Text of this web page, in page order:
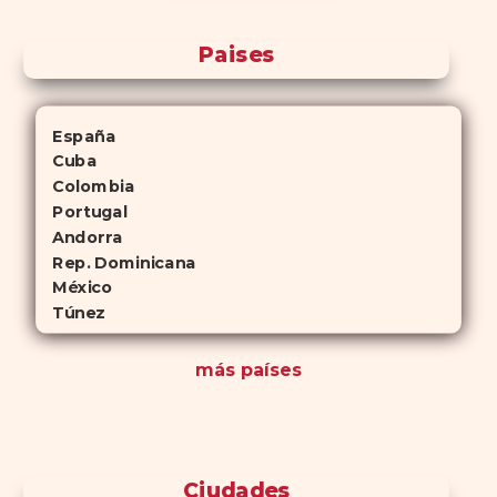
Paises
España
Cuba
Colombia
Portugal
Andorra
Rep. Dominicana
México
Túnez
más países
Ciudades